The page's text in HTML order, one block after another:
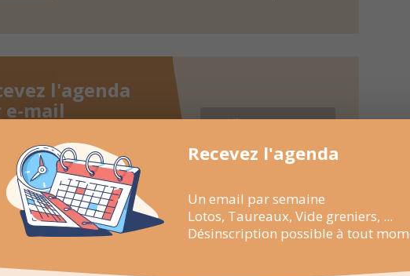
l'agenda
e-mail
par semaine en un coup
Taureaux, Marchés de
possible à tout
Recevoir l'agenda
Recevez l'agenda
Un email par semaine
Lotos, Taureaux, Vide greniers, ...
Désinscription possible à tout